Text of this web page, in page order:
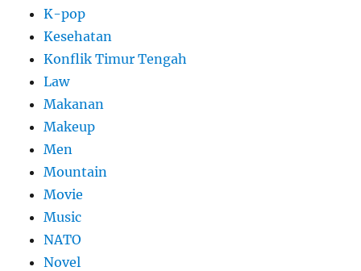
K-pop
Kesehatan
Konflik Timur Tengah
Law
Makanan
Makeup
Men
Mountain
Movie
Music
NATO
Novel